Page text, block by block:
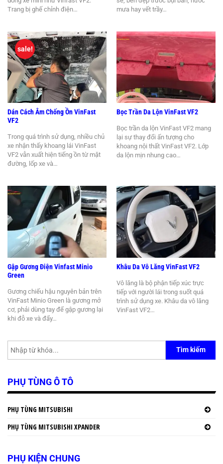
Trang bị ghế chỉnh điện…
mưa hay vết trầy…
Dán Cách Âm Chống Ồn VinFast
VF2
Trong quá trình sử dụng, nhiều chủ
xe nhận thấy khoang lái VinFast
VF2 vẫn xuất hiện tiếng ồn từ mặt
đường, lốp xe và…
sale!
Bọc Trần Da Lộn VinFast VF2
Bọc trần da lộn VinFast VF2 mang
lại sự thay đổi ấn tượng cho
khoang nội thất VinFast VF2. Lớp
da lộn mịn nhung cao…
Gập Gương Điện Vinfast Minio
Green
Gương chiếu hậu nguyên bản trên
VinFast Minio Green là gương mở
cơ, phải dùng tay để gập gương lại
khi đỗ xe và đẩy…
Khâu Da Vô Lăng VinFast VF2
Vô lăng là bộ phận tiếp xúc trực
tiếp với người lái trong suốt quá
trình sử dụng xe. Khâu da vô lăng
VinFast VF2…
Tìm kiếm
PHỤ TÙNG Ô TÔ
PHỤ TÙNG MITSUBISHI
PHỤ TÙNG MITSUBISHI XPANDER
PHỤ KIỆN CHUNG